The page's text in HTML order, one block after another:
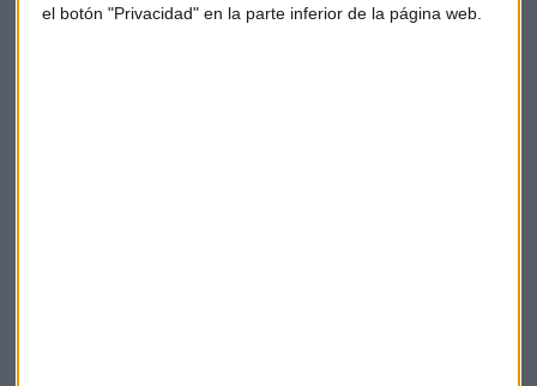
el botón "Privacidad" en la parte inferior de la página web.